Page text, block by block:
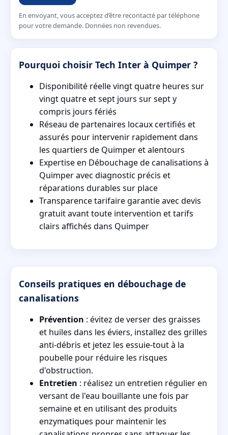
En envoyant, vous acceptez d’être recontacté par téléphone
pour votre demande. Données non revendues.
Pourquoi choisir Tech Inter à Quimper ?
Disponibilité réelle vingt quatre heures sur
vingt quatre et sept jours sur sept y
compris jours fériés
Réseau de partenaires locaux certifiés et
assurés pour intervenir rapidement dans
les quartiers de Quimper et alentours
Expertise en Débouchage de canalisations à
Quimper avec diagnostic précis et
réparations durables sur place
Transparence tarifaire garantie avec devis
gratuit avant toute intervention et tarifs
clairs affichés dans Quimper
Conseils pratiques en débouchage de
canalisations
Prévention : évitez de verser des graisses
et huiles dans les éviers, installez des grilles
anti-débris et jetez les essuie-tout à la
poubelle pour réduire les risques
d'obstruction.
Entretien : réalisez un entretien régulier en
versant de l'eau bouillante une fois par
semaine et en utilisant des produits
enzymatiques pour maintenir les